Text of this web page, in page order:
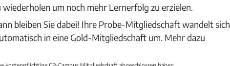
wiederholen um noch mehr Lernerfolg zu erzielen.
bleiben Sie dabei! Ihre Probe-Mitgliedschaft wandelt sich
in eine Gold-Mitgliedschaft um. Mehr dazu